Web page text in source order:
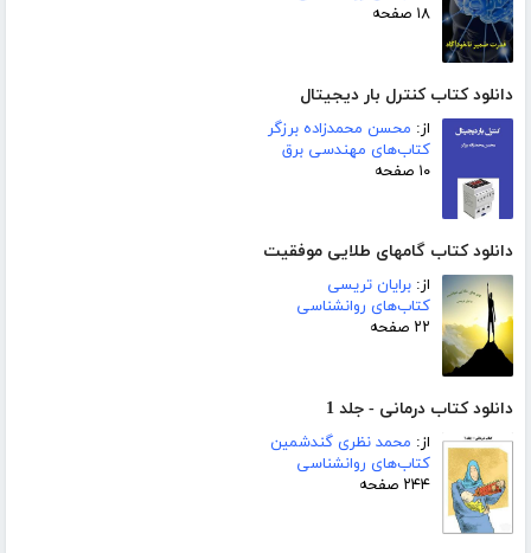
۱۸ صفحه
دانلود کتاب کنترل بار دیجیتال
از: محسن محمدزاده برزگر
کتاب‌های مهندسی برق
۱۰ صفحه
دانلود کتاب گامهای طلایی موفقیت
از: برایان تریسی
کتاب‌های روانشناسی
۲۲ صفحه
دانلود کتاب درمانی - جلد 1
از: محمد نظری گندشمین
کتاب‌های روانشناسی
۲۴۴ صفحه